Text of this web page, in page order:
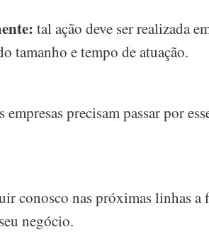
tal ação deve ser realizada
tamanho e tempo de atuação.
precisam passar por
conosco nas próximas linhas a
negócio.